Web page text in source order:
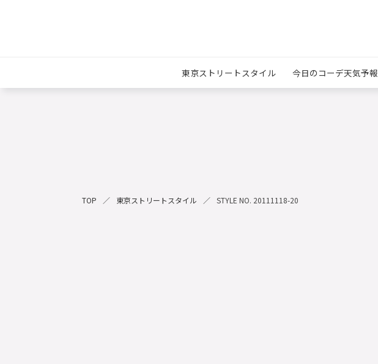
東京ストリートスタイル 今日のコーデ天気予報
TOP 東京ストリートスタイル STYLE NO. 20111118-20